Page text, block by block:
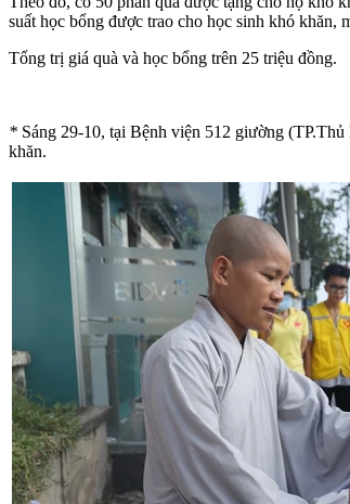
suất học bổng được trao cho học sinh khó khăn,
Tổng trị giá quà và học bổng trên 25 triệu đồng.
* Sáng 29-10, tại Bệnh viện 512 giường
khăn.